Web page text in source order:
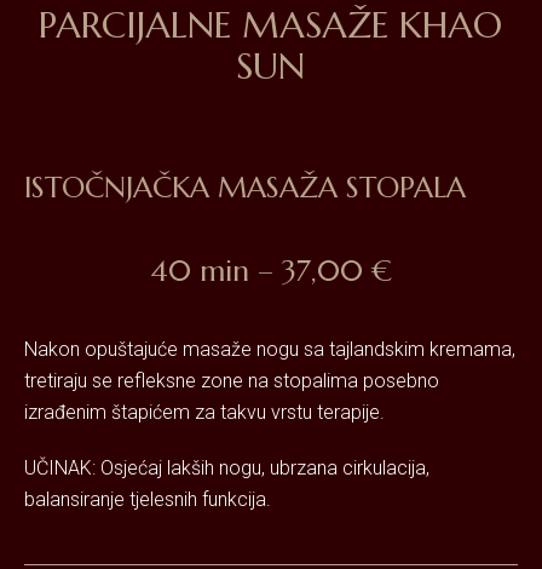
PARCIJALNE MASAŽE KHAO
SUN
ISTOČNJAČKA MASAŽA STOPALA
40 min – 37,00 €
Nakon opuštajuće masaže nogu sa tajlandskim kremama,
tretiraju se refleksne zone na stopalima posebno
izrađenim štapićem za takvu vrstu terapije.
UČINAK: Osjećaj lakših nogu, ubrzana cirkulacija,
balansiranje tjelesnih funkcija.